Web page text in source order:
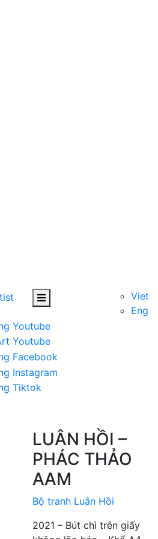
Viet
Eng
LUÂN HỒI –
PHÁC THẢO
AAM
Bộ tranh Luân Hồi
2021 – Bút chì trên giấy